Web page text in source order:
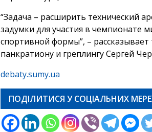
“Задача – расширить технический
задумки для участия в чемпионате
спортивной формы”, –
панкратиону и греплингу Сергей
debaty.sumy.ua
ПОДІЛИТИСЯ У СОЦІАЛЬНИХ